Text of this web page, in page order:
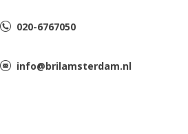
020-6767050
info@brilamsterdam.nl